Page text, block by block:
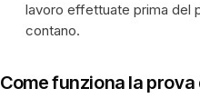
lavoro effettuate prima del
contano.
Come funziona la